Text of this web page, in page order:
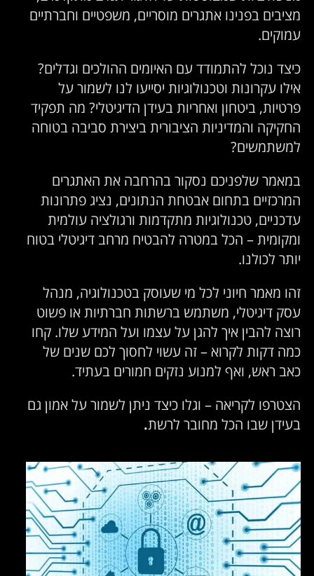
בפנינו אתגרים מוסריים, משפטיים וחברתיים
נוכל להתמודד עם האיומים ההולכים וגדלים?
עקרונות וטכנולוגיות יסייעו לנו לשמור על
ביטחון ואחריות בעידן הדיגיטלי? מה תפקיד
והמדיניות הציבורית ביצירת סביבה בטוחה
שלפניכם נסקור בהרחבה את האתגרים
בתחום אבטחת הנתונים, נציג פתרונות
טכנולוגיות מתקדמות ורגולציה עולמית
– הכל במטרה להבטיח מרחב דיגיטלי בטוח
לכולנו.
מאמר חיוני לכל מי שעוסק בטכנולוגיה, מנהל
דיגיטלי, משתמש ברשתות חברתיות או פשוט
להבין איך להגן על עצמו ועל המידע שלו. קחו
דקות לקרוא – זה עשוי לחסוך לכם שנים של
ראש, ואף למנוע נזקים חמורים בעתיד.
לקריאה – וגלו כיצד ניתן לשמור על אמון גם
שבו הכל מחובר לרשת.